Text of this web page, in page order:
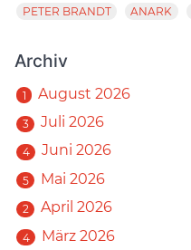
PETER BRANDT
ANARK
Archiv
1 August 2026
3 Juli 2026
4 Juni 2026
5 Mai 2026
2 April 2026
4 März 2026